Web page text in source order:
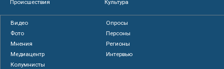
Происшествия
Культура
Видео
Опросы
Фото
Персоны
Мнения
Регионы
Медиацентр
Интервью
Колумнисты